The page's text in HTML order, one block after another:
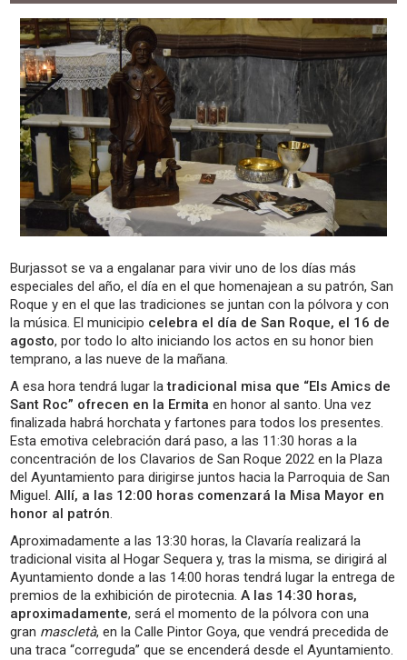
Burjassot se va a engalanar para vivir uno de los días más
especiales del año, el día en el que homenajean a su patrón, San
Roque y en el que las tradiciones se juntan con la pólvora y con
la música. El municipio celebra el día de San Roque, el 16 de
agosto, por todo lo alto iniciando los actos en su honor bien
temprano, a las nueve de la mañana.
A esa hora tendrá lugar latradicional misa que “Els Amics de
Sant Roc” ofrecen en la Ermita en honor al santo. Una vez
finalizada habrá horchata y fartones para todos los presentes.
Esta emotiva celebración dará paso, a las 11:30 horas a la
concentración de los Clavarios de San Roque 2022 en la Plaza
del Ayuntamiento para dirigirse juntos hacia la Parroquia de San
Miguel.Allí, a las 12:00 horas comenzará la Misa Mayor en
honor al patrón.
Aproximadamente a las 13:30 horas, la Clavaría realizará la
tradicional visita al Hogar Sequera y, tras la misma, se dirigirá al
Ayuntamiento donde a las 14:00 horas tendrá lugar la entrega de
premios de la exhibición de pirotecnia.A las 14:30 horas,
aproximadamente, será el momento de la pólvora con una
gran mascletà, en la Calle Pintor Goya, que vendrá precedida de
una traca “correguda” que se encenderá desde el Ayuntamiento.